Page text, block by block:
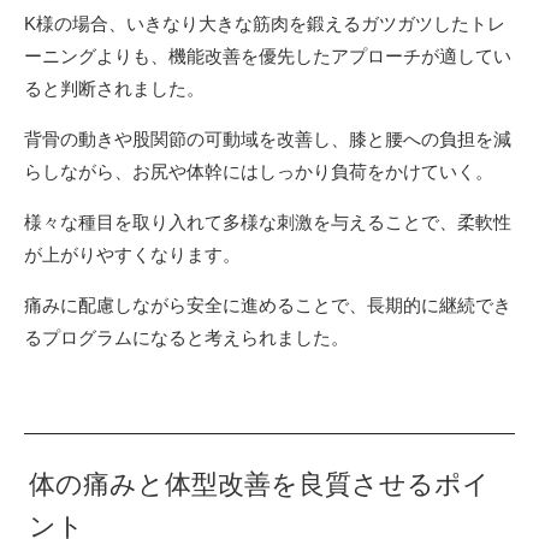
K様の場合、いきなり大きな筋肉を鍛えるガツガツしたトレ
ーニングよりも、機能改善を優先したアプローチが適してい
ると判断されました。
背骨の動きや股関節の可動域を改善し、膝と腰への負担を減
らしながら、お尻や体幹にはしっかり負荷をかけていく。
様々な種目を取り入れて多様な刺激を与えることで、柔軟性
が上がりやすくなります。
痛みに配慮しながら安全に進めることで、長期的に継続でき
るプログラムになると考えられました。
体の痛みと体型改善を良質させるポイ
ント